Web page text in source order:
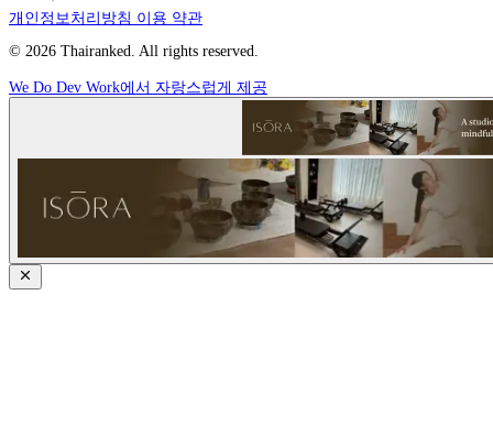
개인정보처리방침 이용 약관
© 2026 Thairanked. All rights reserved.
We Do Dev Work에서 자랑스럽게 제공